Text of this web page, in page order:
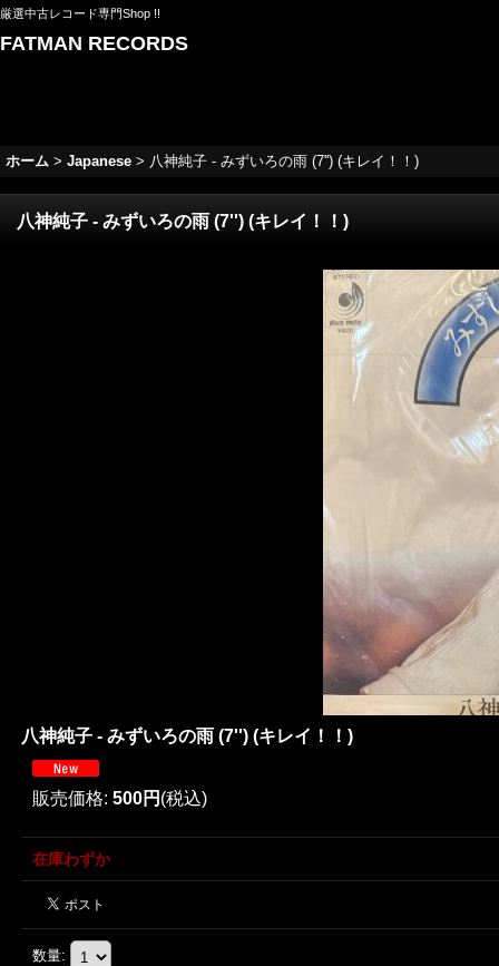
厳選中古レコード専門Shop !!
FATMAN RECORDS
ホーム > Japanese > 八神純子 - みずいろの雨 (7'') (キレイ！！)
八神純子 - みずいろの雨 (7'') (キレイ！！)
八神純子 - みずいろの雨 (7'') (キレイ！！)
販売価格: 500円 (税込)
在庫わずか
数量: